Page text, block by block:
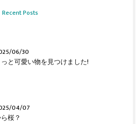
Recent Posts
06/30
と可愛い物を見つけました!
04/07
桜？